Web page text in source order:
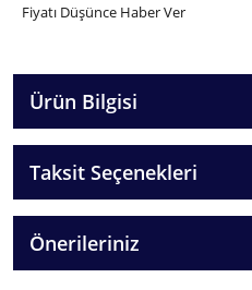
Fiyatı Düşünce Haber Ver
Ürün Bilgisi
Taksit Seçenekleri
Önerileriniz